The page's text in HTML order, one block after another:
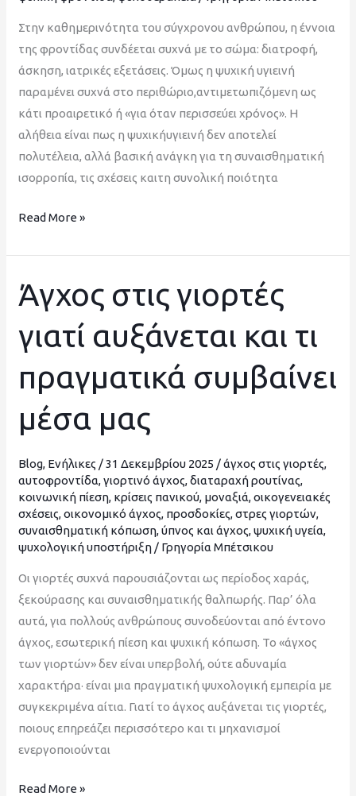
Στην καθημερινότητα του σύγχρονου ανθρώπου, η έννοια
της φροντίδας συνδέεται συχνά με το σώμα: διατροφή,
άσκηση, ιατρικές εξετάσεις. Όμως η ψυχική υγιεινή
παραμένει συχνά στο περιθώριο,αντιμετωπιζόμενη ως
κάτι προαιρετικό ή «για όταν περισσεύει χρόνος». Η
αλήθεια είναι πως η ψυχικήυγιεινή δεν αποτελεί
πολυτέλεια, αλλά βασική ανάγκη για τη συναισθηματική
ισορροπία, τις σχέσεις καιτη συνολική ποιότητα
Read More »
Άγχος στις γιορτές
γιατί αυξάνεται και τι
πραγματικά συμβαίνει
μέσα μας
Blog, Ενήλικες /31 Δεκεμβρίου 2025 /άγχος στις γιορτές,
αυτοφροντίδα,γιορτινό άγχος,διαταραχή ρουτίνας,
κοινωνική πίεση, κρίσεις πανικού, μοναξιά,οικογενειακές
σχέσεις,οικονομικό άγχος, προσδοκίες,στρες γιορτών,
συναισθηματική κόπωση,ύπνος και άγχος,ψυχική υγεία,
ψυχολογική υποστήριξη / Γρηγορία Μπέτσικου
Οι γιορτές συχνά παρουσιάζονται ως περίοδος χαράς,
ξεκούρασης και συναισθηματικής θαλπωρής. Παρ’ όλα
αυτά, για πολλούς ανθρώπους συνοδεύονται από έντονο
άγχος, εσωτερική πίεση και ψυχική κόπωση. Το «άγχος
των γιορτών» δεν είναι υπερβολή, ούτε αδυναμία
χαρακτήρα· είναι μια πραγματική ψυχολογική εμπειρία με
συγκεκριμένα αίτια. Γιατί το άγχος αυξάνεται τις γιορτές,
ποιους επηρεάζει περισσότερο και τι μηχανισμοί
ενεργοποιούνται
Άγχος
στις
γιορτές
γιατί
αυξάνεται
και
τι
πραγματικά
συμβαίνει
μέσα
μας
Read More »